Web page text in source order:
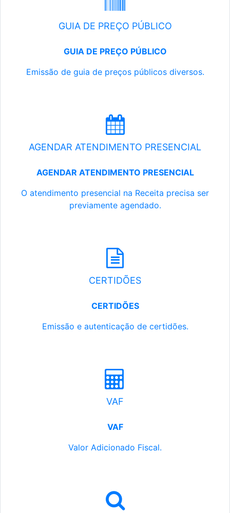
GUIA DE PREÇO PÚBLICO
GUIA DE PREÇO PÚBLICO
Emissão de guia de preços públicos diversos.
AGENDAR ATENDIMENTO PRESENCIAL
AGENDAR ATENDIMENTO PRESENCIAL
O atendimento presencial na Receita precisa ser
previamente agendado.
CERTIDÕES
CERTIDÕES
Emissão e autenticação de certidões.
VAF
VAF
Valor Adicionado Fiscal.